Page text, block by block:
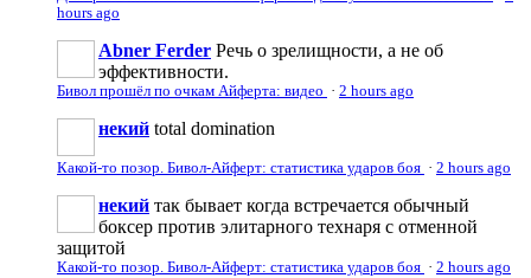
hours ago
Abner Ferder Речь о зрелищности, а не об
эффективности.
Бивол прошёл по очкам Айферта: видео · 2 hours ago
некий total domination
Какой-то позор. Бивол-Айферт: статистика ударов боя · 2 hours ago
некий так бывает когда встречается обычный
боксер против элитарного технаря с отменной
защитой
Какой-то позор. Бивол-Айферт: статистика ударов боя · 2 hours ago